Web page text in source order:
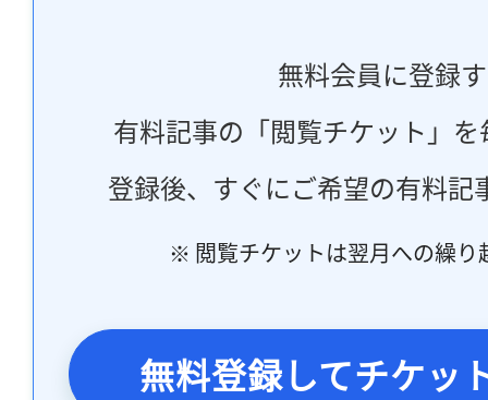
無料会員に登録
有料記事の「閲覧チケット」
登録後、すぐにご希望の有料記
※ 閲覧チケットは翌月への繰り
無料登録してチケッ